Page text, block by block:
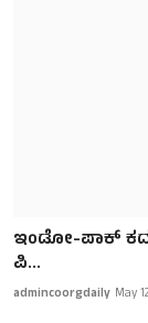
ಇಂಡೋ-ಪಾಕ್
ಪಿ...
admincoorgdaily May